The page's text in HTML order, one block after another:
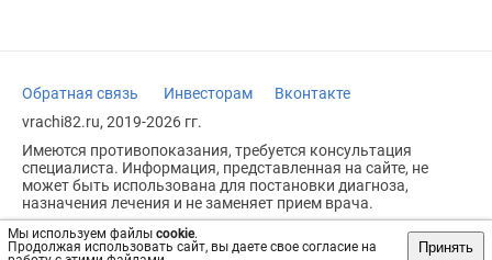
Мы используем файлы cookie.
Продолжая использовать сайт, вы даете свое согласие на
Принять
Обратная связь Инвесторам
Вконтакте
vrachi82.ru, 2019-2026 гг.
Имеются противопоказания, требуется консультация
специалиста. Информация, представленная на сайте, не
может быть использована для постановки диагноза,
назначения лечения и не заменяет прием врача.
Возрастное ограничение: 18+